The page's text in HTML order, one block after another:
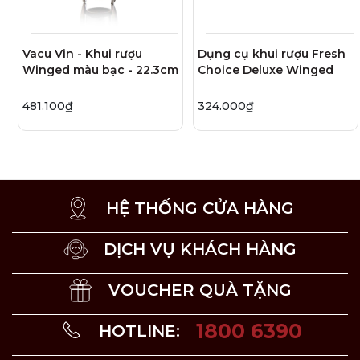
Vacu Vin - Khui rượu
Winged màu bạc - 22.3cm
481.100₫
Dụng cụ khui rượu Fresh
Choice Deluxe Winged
324.000₫
HỆ THỐNG CỬA HÀNG
DỊCH VỤ KHÁCH HÀNG
VOUCHER QUÀ TẶNG
HOTLINE: 1800 6390